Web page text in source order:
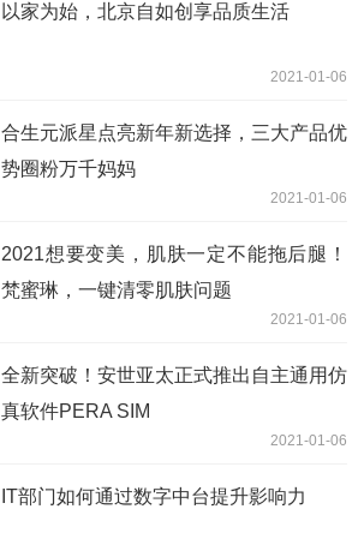
以家为始，北京自如创享品质生活
2021-01-06
合生元派星点亮新年新选择，三大产品优
势圈粉万千妈妈
2021-01-06
2021想要变美，肌肤一定不能拖后腿！
梵蜜琳，一键清零肌肤问题
2021-01-06
全新突破！安世亚太正式推出自主通用仿
真软件PERA SIM
2021-01-06
IT部门如何通过数字中台提升影响力